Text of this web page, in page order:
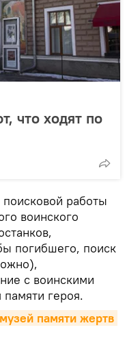
что ходят по
работы
воинского
погибшего, поиск
с воинскими
героя.
памяти жертв